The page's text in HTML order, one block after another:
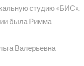
студию «БИС».
была Римма
Валерьевна